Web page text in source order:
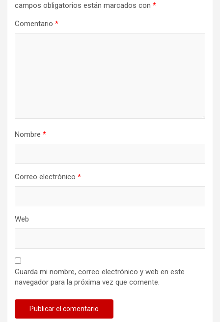
campos obligatorios están marcados con *
Comentario *
Nombre *
Correo electrónico *
Web
Guarda mi nombre, correo electrónico y web en este
navegador para la próxima vez que comente.